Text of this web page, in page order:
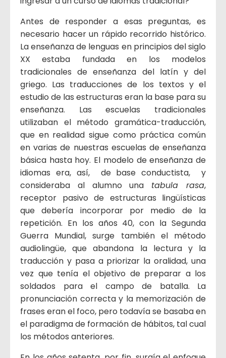
Antes de responder a esas preguntas, es
necesario hacer un rápido recorrido histórico.
La enseñanza de lenguas en principios del siglo
XX estaba fundada en los modelos
tradicionales de enseñanza del latín y del
griego. Las traducciones de los textos y el
estudio de las estructuras eran la base para su
enseñanza. Las escuelas tradicionales
utilizaban el método gramática-traducción,
que en realidad sigue como práctica común
en varias de nuestras escuelas de enseñanza
básica hasta hoy. El modelo de enseñanza de
idiomas era, así, de base conductista, y
consideraba al alumno una tabula rasa,
receptor pasivo de estructuras lingüísticas
que debería incorporar por medio de la
repetición. En los años 40, con la Segunda
Guerra Mundial, surge también el método
audiolingüe, que abandona la lectura y la
traducción y pasa a priorizar la oralidad, una
vez que tenía el objetivo de preparar a los
soldados para el campo de batalla. La
pronunciación correcta y la memorización de
frases eran el foco, pero todavía se basaba en
el paradigma de formación de hábitos, tal cual
los métodos anteriores.